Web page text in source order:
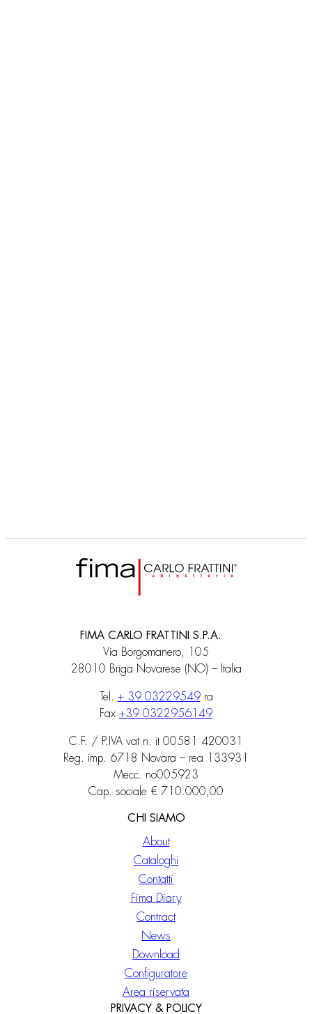
FIMA CARLO FRATTINI S.P.A.
Via Borgomanero, 105
28010 Briga Novarese (NO) – Italia
Tel. + 39 03229549ra
Fax +39 0322956149
C.F. / P.IVA vat n. it 00581 420031
Reg. imp. 6718 Novara – rea 133931
Mecc. no005923
Cap. sociale € 710.000,00
CHI SIAMO
About
Cataloghi
Contatti
Fima Diary
Contract
News
Download
Configuratore
Area riservata
PRIVACY & POLICY